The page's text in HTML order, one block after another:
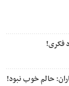
فکری!
حالم خوب نبود!